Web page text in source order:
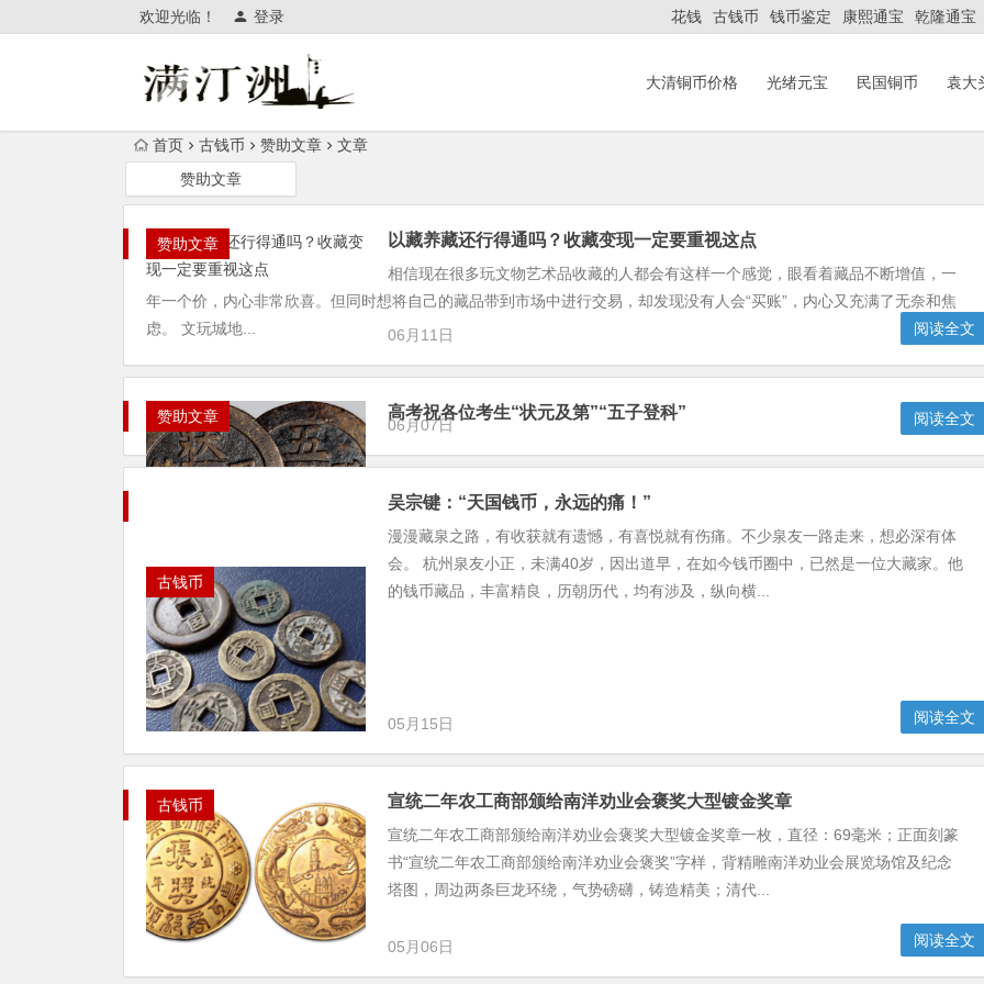
欢迎光临！ 登录 花钱 古钱币 钱币鉴定 康熙通宝 乾隆通宝
大清铜币价格 光绪元宝 民国铜币 袁大
首页 古钱币 赞助文章
文章
赞助文章
赞助文章 以藏养藏还行得通吗？收藏变现一定要重视这点
​​相信现在很多玩文物艺术品收藏的人都会有这样一个感觉，眼看着藏品不断增值，一
年一个价，内心非常欣喜。但同时想将自己的藏品带到市场中进行交易，却发现没有人会“买账”，内心又充满了无奈和焦
虑。 文玩城地...
06月11日 阅读全文
赞助文章 高考祝各位考生“状元及第”“五子登科”
06月07日 阅读全文
古钱币
吴宗键：“天国钱币，永远的痛！”
漫漫藏泉之路，有收获就有遗憾，有喜悦就有伤痛。不少泉友一路走来，想必深有体
会。 杭州泉友小正，未满40岁，因出道早，在如今钱币圈中，已然是一位大藏家。他
的钱币藏品，丰富精良，历朝历代，均有涉及，纵向横...
05月15日 阅读全文
古钱币 宣统二年农工商部颁给南洋劝业会褒奖大型镀金奖章
宣统二年农工商部颁给南洋劝业会褒奖大型镀金奖章一枚，直径：69毫米；正面刻篆
书“宣统二年农工商部颁给南洋劝业会褒奖”字样，背精雕南洋劝业会展览场馆及纪念
塔图，周边两条巨龙环绕，气势磅礴，铸造精美；清代...
05月06日 阅读全文